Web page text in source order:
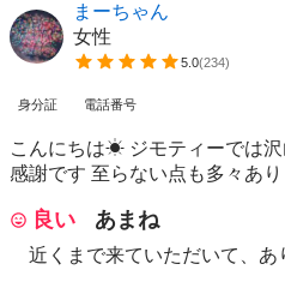
まーちゃん
女性
5.0(234)
身分証 電話番号
こんにちは☀ ジモティーでは
感謝です 至らない点も多々あ
良い あまね
近くまで来ていただいて、あ